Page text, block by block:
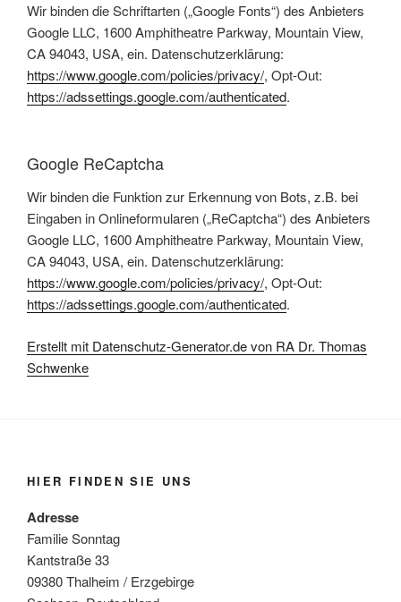
Wir binden die Schriftarten („Google Fonts“) des Anbieters
Google LLC, 1600 Amphitheatre Parkway, Mountain View,
CA 94043, USA, ein. Datenschutzerklärung:
https://www.google.com/policies/privacy/, Opt-Out:
https://adssettings.google.com/authenticated.
Google ReCaptcha
Wir binden die Funktion zur Erkennung von Bots, z.B. bei
Eingaben in Onlineformularen („ReCaptcha“) des Anbieters
Google LLC, 1600 Amphitheatre Parkway, Mountain View,
CA 94043, USA, ein. Datenschutzerklärung:
https://www.google.com/policies/privacy/, Opt-Out:
https://adssettings.google.com/authenticated.
Erstellt mit Datenschutz-Generator.de von RA Dr. Thomas
Schwenke
HIER FINDEN SIE UNS
Adresse
Familie Sonntag
Kantstraße 33
09380 Thalheim / Erzgebirge